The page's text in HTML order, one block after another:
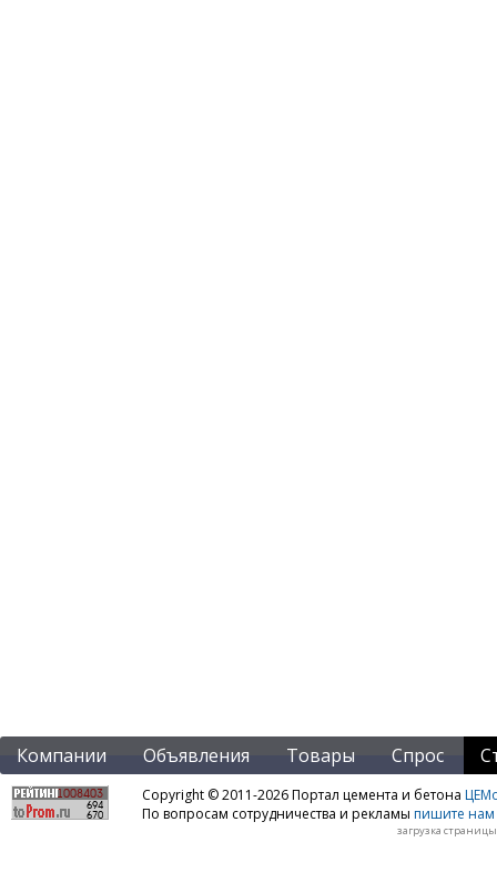
Компании Объявления Товары Спрос
Copyright © 2011-2026 Портал цемента и бетона
По вопросам сотрудничества и рекламы пишите нам
загрузка